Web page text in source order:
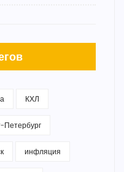
КХЛ
Петербург
инфляция